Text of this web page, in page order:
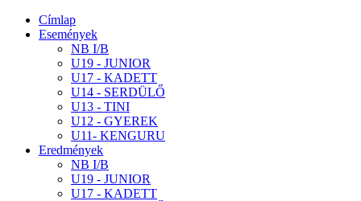
Címlap
Események
NB I/B
U19 - JUNIOR
U17 - KADETT
U14 - SERDÜLŐ
U13 - TINI
U12 - GYEREK
U11- KENGURU
Eredmények
NB I/B
U19 - JUNIOR
U17 - KADETT